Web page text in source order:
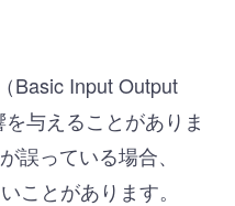
Basic Input Output
与えることがありま
誤っている場合、
ことがあります。